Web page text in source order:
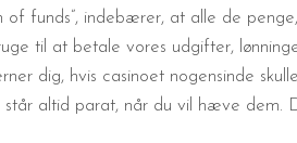
of funds”, indebærer, at alle de
til at betale vores udgifter,
dig, hvis casinoet nogensinde
står altid parat, når du vil hæve dem.